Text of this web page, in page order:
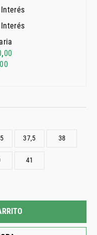
Interés
Interés
,00
00
37,5 38
41